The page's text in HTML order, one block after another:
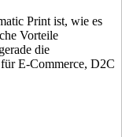
Print ist, wie es
Vorteile
die
E-Commerce, D2C